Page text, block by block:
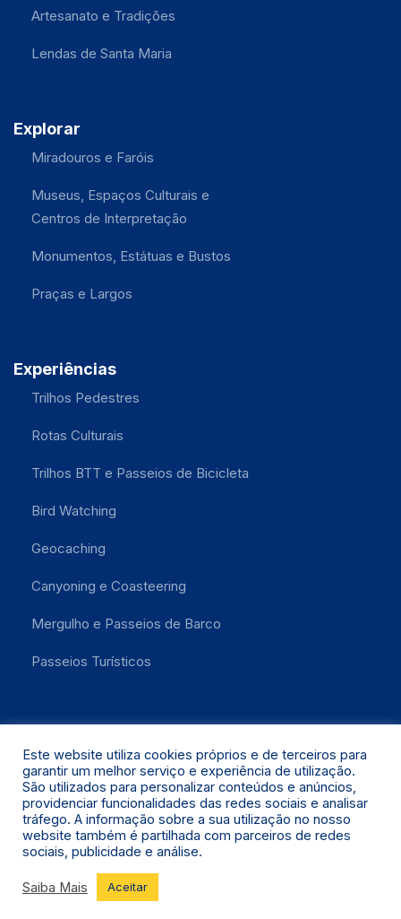
Artesanato e Tradições
Lendas de Santa Maria
Explorar
Miradouros e Faróis
Museus, Espaços Culturais e
Centros de Interpretação
Monumentos, Estátuas e Bustos
Praças e Largos
Experiências
Trilhos Pedestres
Rotas Culturais
Trilhos BTT e Passeios de Bicicleta
Bird Watching
Geocaching
Canyoning e Coasteering
Mergulho e Passeios de Barco
Passeios Turísticos
Santa Maria 2021 © Todos os Direitos Reservados.
Este website utiliza cookies próprios e de terceiros para
garantir um melhor serviço e experiência de utilização.
São utilizados para personalizar conteúdos e anúncios,
providenciar funcionalidades das redes sociais e analisar
tráfego. A informação sobre a sua utilização no nosso
website também é partilhada com parceiros de redes
sociais, publicidade e análise.
Saiba Mais Aceitar